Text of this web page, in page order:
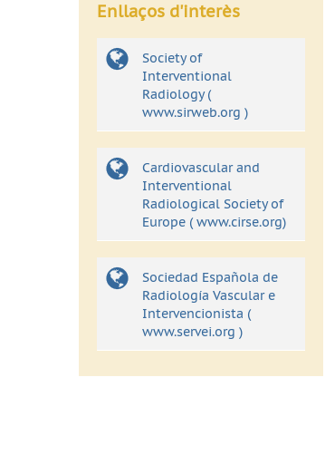
Enllaços d'interès
Society of
Interventional
Radiology (
www.sirweb.org )
Cardiovascular and
Interventional
Radiological Society of
Europe ( www.cirse.org)
Sociedad Española de
Radiología Vascular e
Intervencionista (
www.servei.org )